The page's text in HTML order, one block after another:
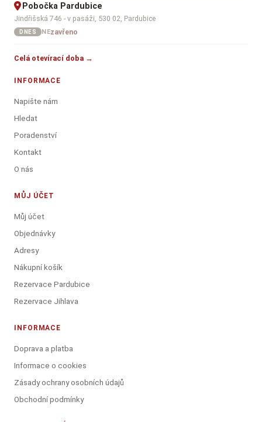
Pobočka Pardubice
Jindřišská 746 - v pasáži, 530 02, Pardubice
DNES NEzavřeno
Celá otevírací doba →
INFORMACE
Napište nám
Hledat
Poradenství
Kontakt
O nás
MŮJ ÚČET
Můj účet
Objednávky
Adresy
Nákupní košík
Rezervace Pardubice
Rezervace Jihlava
INFORMACE
Doprava a platba
Informace o cookies
Zásady ochrany osobních údajů
Obchodní podmínky